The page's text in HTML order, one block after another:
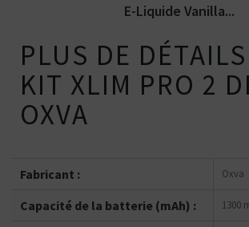
E-Liquide Vanilla...
PLUS DE
KIT XLIM PRO 2
OXVA
Fabricant : Oxva
Capacité de la batterie (mAh) : 1300